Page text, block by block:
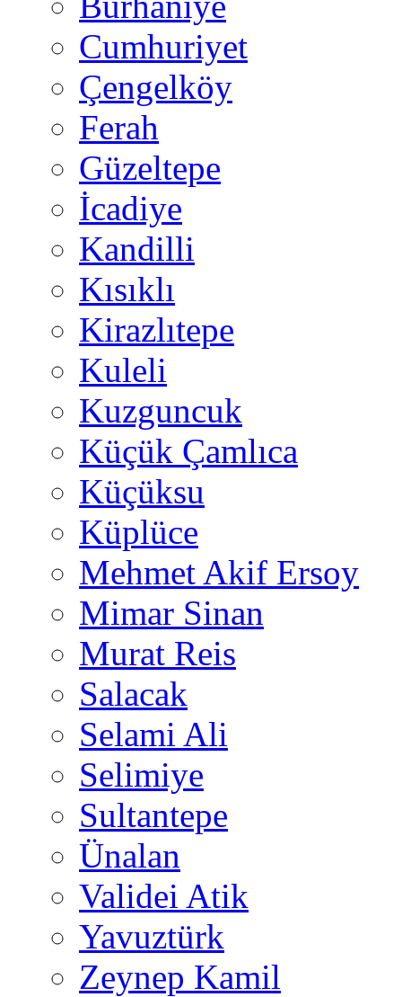
Cumhuriyet
Çengelköy
Ferah
Güzeltepe
İcadiye
Kandilli
Kısıklı
Kirazlıtepe
Kuleli
Kuzguncuk
Küçük Çamlıca
Küçüksu
Küplüce
Mehmet Akif Ersoy
Mimar Sinan
Murat Reis
Salacak
Selami Ali
Selimiye
Sultantepe
Ünalan
Validei Atik
Yavuztürk
Zeynep Kamil